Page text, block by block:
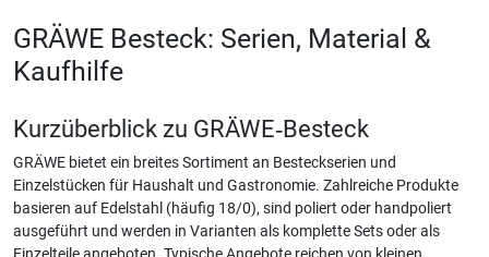
GRÄWE Besteck: Serien, Material &
Kaufhilfe
Kurzüberblick zu GRÄWE‑Besteck
GRÄWE bietet ein breites Sortiment an Besteckserien und
Einzelstücken für Haushalt und Gastronomie. Zahlreiche Produkte
basieren auf Edelstahl (häufig 18/0), sind poliert oder handpoliert
ausgeführt und werden in Varianten als komplette Sets oder als